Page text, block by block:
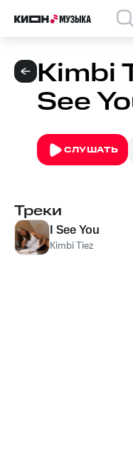
Kimbi
See
СЛУШАТЬ
Треки
I See You
Kimbi Tiez